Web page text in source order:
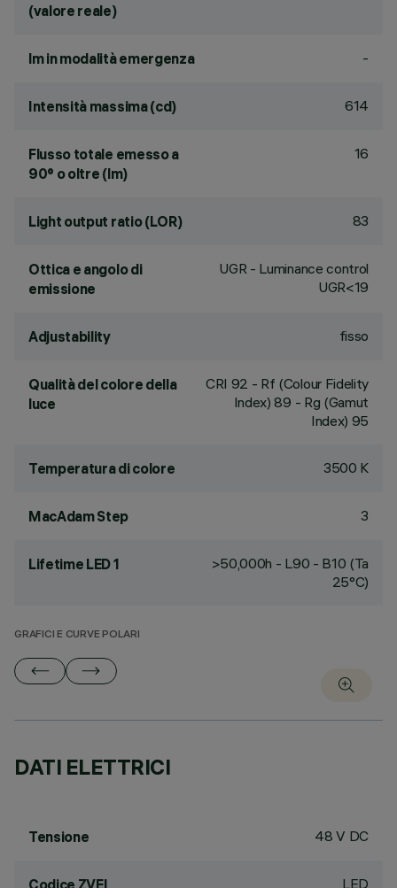
(valore reale)
lm in modalità emergenza -
Intensità massima (cd) 614
Flusso totale emesso a
90° o oltre (lm)
16
Light output ratio (LOR) 83
Ottica e angolo di
emissione
UGR - Luminance control
UGR<19
Adjustability fisso
Qualità del colore della
luce
CRI 92 - Rf (Colour Fidelity
Index) 89 - Rg (Gamut
Index) 95
Temperatura di colore 3500 K
MacAdam Step 3
Lifetime LED 1
>50,000h - L90 - B10 (Ta
25°C)
GRAFICI E CURVE POLARI
DATI ELETTRICI
Tensione 48 V DC
Codice ZVEI LED